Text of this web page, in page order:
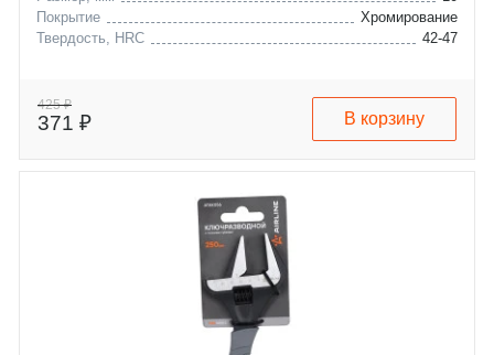
Покрытие
Хромирование
Твердость, HRC
42-47
425 ₽
371 ₽ В корзину